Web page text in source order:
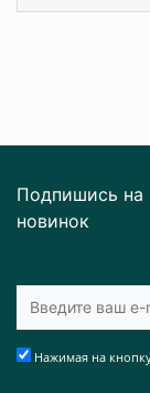
Подпишись на
новинок
Нажимая на